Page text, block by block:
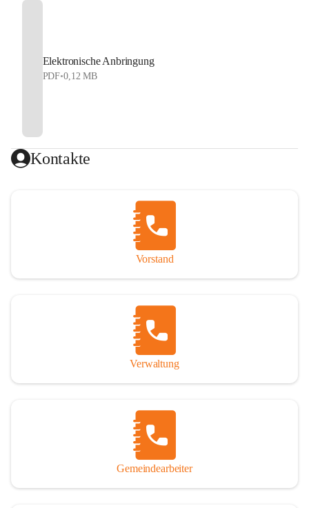
Elektronische Anbringung
PDF•0,12 MB
Kontakte
Vorstand
Verwaltung
Gemeindearbeiter